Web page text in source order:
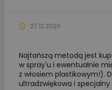
27.12.2020
Najtańszą metodą jest
w spray'u i ewentualnie
z włosiem plastikowym!).
ultradzwiękowa i